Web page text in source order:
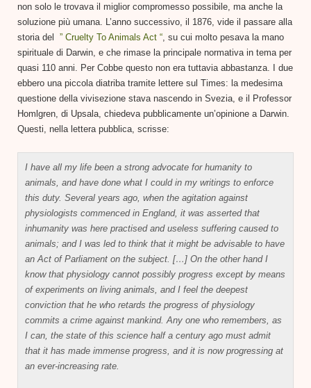
non solo le trovava il miglior compromesso possibile, ma anche la
soluzione più umana. L’anno successivo, il 1876, vide il passare alla
storia del ” Cruelty To Animals Act “ , su cui molto pesava la mano
spirituale di Darwin, e che rimase la principale normativa in tema per
quasi 110 anni. Per Cobbe questo non era tuttavia abbastanza. I due
ebbero una piccola diatriba tramite lettere sul Times: la medesima
questione della vivisezione stava nascendo in Svezia, e il Professor
Homlgren, di Upsala, chiedeva pubblicamente un’opinione a Darwin.
Questi, nella lettera pubblica, scrisse:
I have all my life been a strong advocate for humanity to
animals, and have done what I could in my writings to enforce
this duty. Several years ago, when the agitation against
physiologists commenced in England, it was asserted that
inhumanity was here practised and useless suffering caused to
animals; and I was led to think that it might be advisable to have
an Act of Parliament on the subject. […] On the other hand I
know that physiology cannot possibly progress except by means
of experiments on living animals, and I feel the deepest
conviction that he who retards the progress of physiology
commits a crime against mankind. Any one who remembers, as
I can, the state of this science half a century ago must admit
that it has made immense progress, and it is now progressing at
an ever-increasing rate.